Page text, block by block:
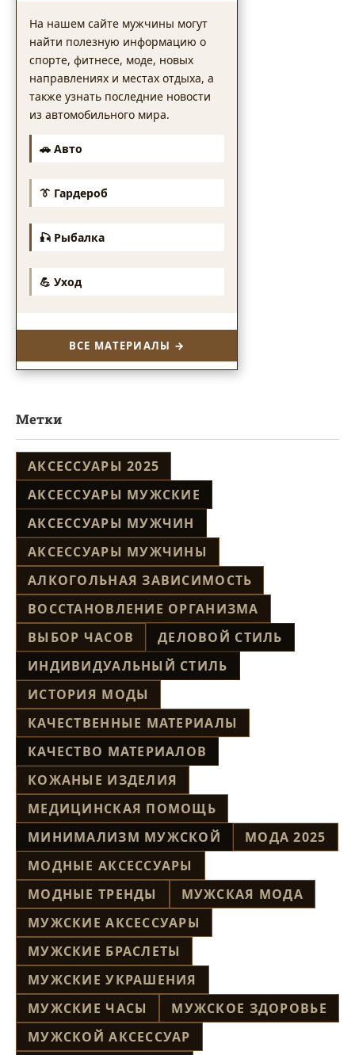
На нашем сайте мужчины могут
найти полезную информацию о
спорте, фитнесе, моде, новых
направлениях и местах отдыха, а
также узнать последние новости
из автомобильного мира.
🚗 Авто
👔 Гардероб
🎣 Рыбалка
💪 Уход
ВСЕ МАТЕРИАЛЫ →
Метки
АКСЕССУАРЫ 2025
АКСЕССУАРЫ МУЖСКИЕ
АКСЕССУАРЫ МУЖЧИН
АКСЕССУАРЫ МУЖЧИНЫ
АЛКОГОЛЬНАЯ ЗАВИСИМОСТЬ
ВОССТАНОВЛЕНИЕ ОРГАНИЗМА
ВЫБОР ЧАСОВ
ДЕЛОВОЙ СТИЛЬ
ИНДИВИДУАЛЬНЫЙ СТИЛЬ
ИСТОРИЯ МОДЫ
КАЧЕСТВЕННЫЕ МАТЕРИАЛЫ
КАЧЕСТВО МАТЕРИАЛОВ
КОЖАНЫЕ ИЗДЕЛИЯ
МЕДИЦИНСКАЯ ПОМОЩЬ
МИНИМАЛИЗМ МУЖСКОЙ
МОДА 2025
МОДНЫЕ АКСЕССУАРЫ
МОДНЫЕ ТРЕНДЫ
МУЖСКАЯ МОДА
МУЖСКИЕ АКСЕССУАРЫ
МУЖСКИЕ БРАСЛЕТЫ
МУЖСКИЕ УКРАШЕНИЯ
МУЖСКИЕ ЧАСЫ
МУЖСКОЕ ЗДОРОВЬЕ
МУЖСКОЙ АКСЕССУАР